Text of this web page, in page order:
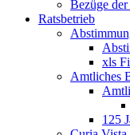
Bezüge
Ratsbetrieb
xls
Amtliches
125